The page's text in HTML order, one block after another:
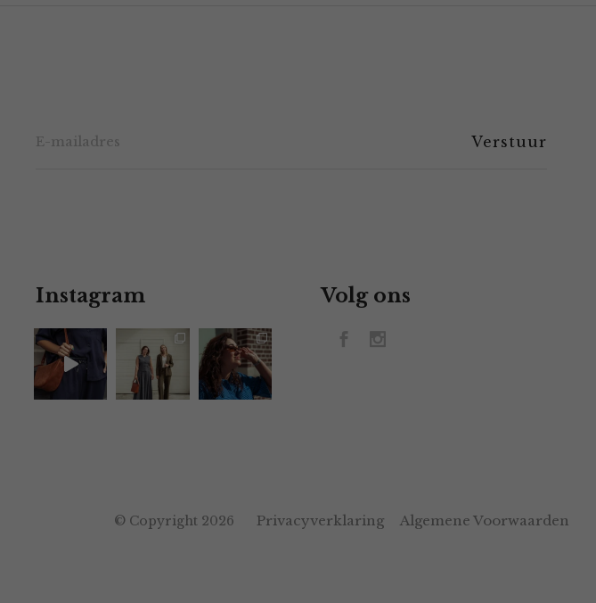
Instagram Volg ons
© Copyright 2026 Privacyverklaring Algemene Voorwaarden